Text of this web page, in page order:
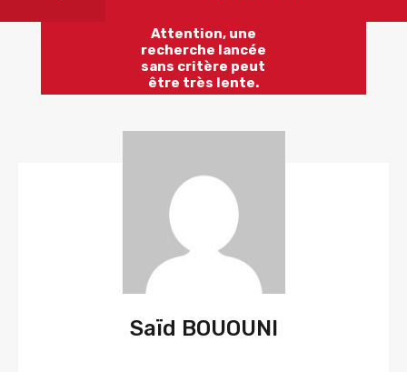
Attention, une
recherche lancée
sans critère peut
être très lente.
Saïd BOUOUNI